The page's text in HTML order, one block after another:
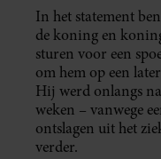
In het statement
de koning en
sturen voor een
om hem op een
Hij werd onlangs
weken – vanwege
ontslagen uit het
verder.